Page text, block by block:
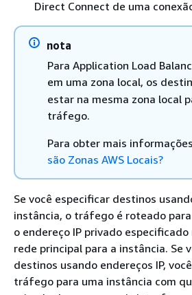
Direct Connect de uma
nota
Para Application Load
em uma zona local, os
estar na mesma zona local
tráfego.
Para obter mais
são Zonas AWS Locais?
Se você especificar destinos
instância, o tráfego é roteado
o endereço IP privado
rede principal para a instância. Se
destinos usando endereços IP,
tráfego para uma instância com